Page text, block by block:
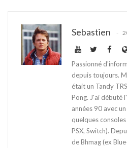
Sebastien
Passionné
depuis toujours.
était un Tandy
Pong. J'ai débuté
années 90 avec
quelques consoles
PSX, Switch).
de Bhmag (ex